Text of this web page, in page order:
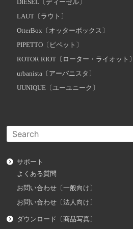
DIESEL〔ディーゼル〕
LAUT〔ラウト〕
OtterBox〔オッターボックス〕
PIPETTO〔ピペット〕
ROTOR RIOT〔ローター・ライオット〕
urbanista〔アーバニスタ〕
UUNIQUE〔ユーユニーク〕
サポート
よくある質問
お問い合わせ〔一般向け〕
お問い合わせ〔法人向け〕
ダウンロード〔商品写真〕